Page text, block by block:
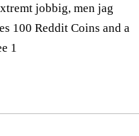
jobbig, men jag
100 Reddit Coins and a
1